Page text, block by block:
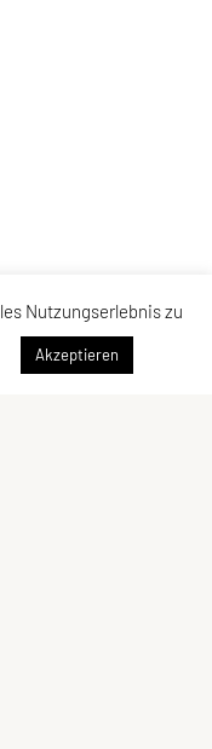
Nutzungserlebnis zu
Akzeptieren